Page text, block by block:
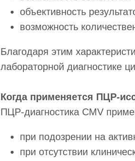
объективность
возможность
Благодаря этим
лабораторной диагностике
Когда применяется ПЦР-
ПЦР-диагностика CMV
при подозрении на
при отсутствии